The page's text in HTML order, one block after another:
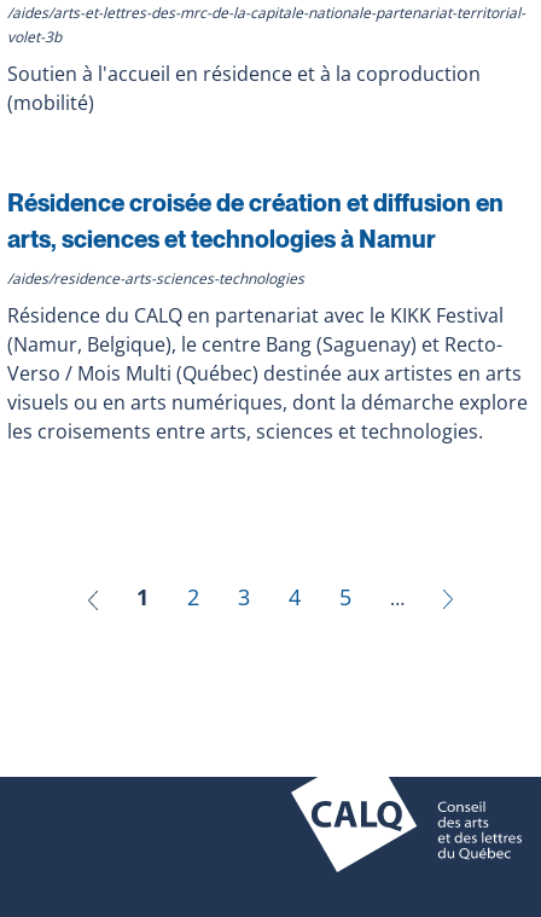
/aides/arts-et-lettres-des-mrc-de-la-capitale-nationale-partenariat-territorial-
volet-3b
Soutien à l'accueil en résidence et à la coproduction
(mobilité)
Résidence croisée de création et diffusion en
arts, sciences et technologies à Namur
/aides/residence-arts-sciences-technologies
Résidence du CALQ en partenariat avec le KIKK Festival
(Namur, Belgique), le centre Bang (Saguenay) et Recto-
Verso / Mois Multi (Québec) destinée aux artistes en arts
visuels ou en arts numériques, dont la démarche explore
les croisements entre arts, sciences et technologies.
1 2 3 4 5 …